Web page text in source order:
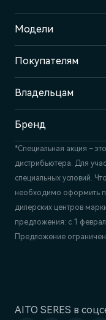
AITO SERES в
Адрес
Казань, пр-
Отдел продаж
+7 (843) 210-
Сервис
+7 (843) 558-
Модели
Покупателям
Владельцам
Бренд
*Специальная акция –
дистрибьютера. Для
специальных условий.
необходимо оформить
дилерских центров
предложения: с 1
Предложение